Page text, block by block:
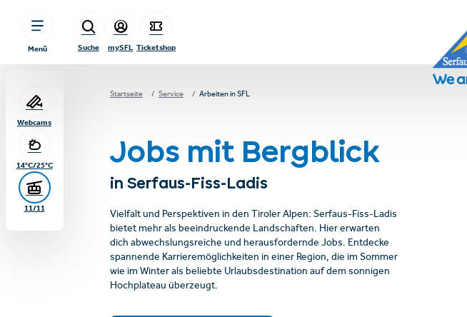
Menü Suche mySFL Ticketshop
Webcams
14°C/25°C
11/11
Startseite Service Arbeiten in SFL
Jobs mit Bergblick
in Serfaus-Fiss-Ladis
Vielfalt und Perspektiven in den Tiroler Alpen: Serfaus-Fiss-Ladis
bietet mehr als beeindruckende Landschaften. Hier erwarten
dich abwechslungsreiche und herausfordernde Jobs. Entdecke
spannende Karrieremöglichkeiten in einer Region, die im Sommer
wie im Winter als beliebte Urlaubsdestination auf dem sonnigen
Hochplateau überzeugt.